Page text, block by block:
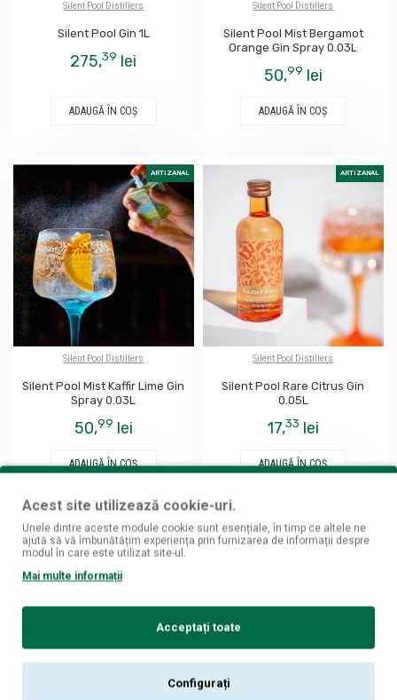
Silent Pool Distillers
Silent Pool Gin 1L
275,39 lei
ADAUGĂ ÎN COŞ
Silent Pool Distillers
Silent Pool Mist Bergamot
Orange Gin Spray 0.03L
50,99 lei
ADAUGĂ ÎN COŞ
ARTIZANAL
Silent Pool Distillers
Silent Pool Mist Kaffir Lime Gin
Spray 0.03L
50,99 lei
ADAUGĂ ÎN COŞ
ARTIZANAL
Silent Pool Distillers
Silent Pool Rare Citrus Gin
0.05L
17,33 lei
ADAUGĂ ÎN COŞ
ARTIZANAL ARTIZANAL
Acest site utilizează cookie-uri.
Unele dintre aceste module cookie sunt esențiale, în timp ce altele ne
ajută să vă îmbunătățim experiența prin furnizarea de informații despre
modul în care este utilizat site-ul.
Mai multe informații
Acceptați toate
Configurați